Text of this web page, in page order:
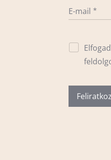
E-mail